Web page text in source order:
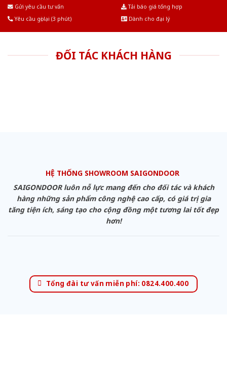
Gửi yêu cầu tư vấn
Tải báo giá tổng hợp
Yêu cầu gọi lại (3 phút)
Dành cho đại lý
ĐỐI TÁC KHÁCH HÀNG
HỆ THỐNG SHOWROOM SAIGONDOOR
SAIGONDOOR luôn nỗ lực mang đến cho đối tác và khách
hàng những sản phẩm công nghệ cao cấp, có giá trị gia
tăng tiện ích, sáng tạo cho cộng đồng một tương lai tốt đẹp
hơn!
Tổng đài tư vấn miễn phí: 0824.400.400